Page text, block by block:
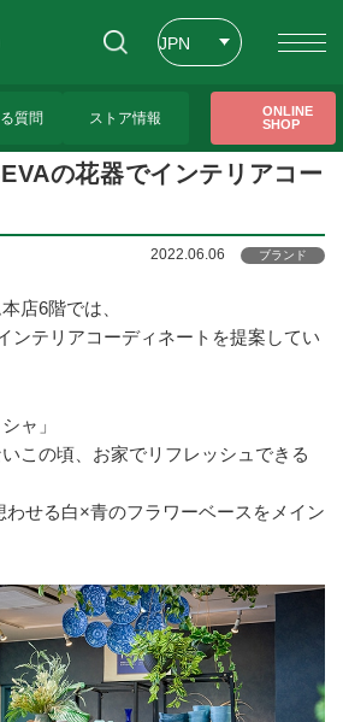
JPN
質問 ストア情報
ONLINE
SHOP
【2022年 夏】SEVAの花器でインテリアコーディネー
の花器でインテリアコー
2022.06.06 ブランド
店6階では、
ンテリアコーディネートを提案してい
ャ」
この頃、お家でリフレッシュできる
わせる白×青のフラワーベースをメイン